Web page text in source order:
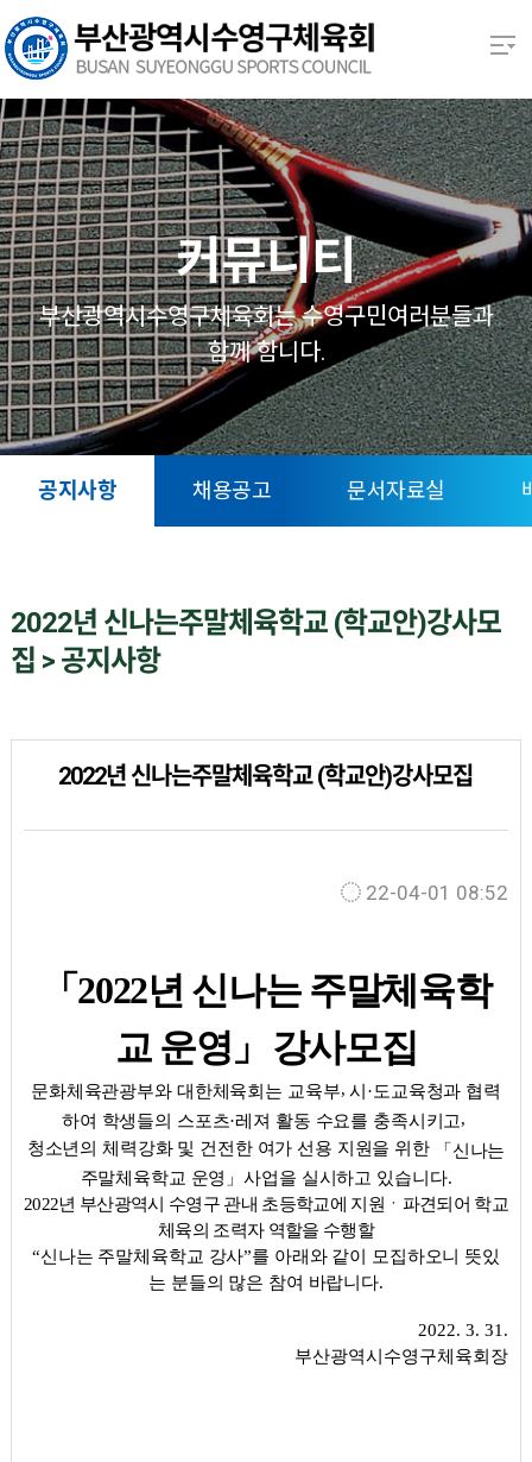
본문 바로가기
열기
열기
열기
열기
열기
열기
커뮤니티
부산광역시수영구체육회는 수영구민여러분들과
함께 함니다.
공지사항 채용공고 문서자료실
2022년 신나는주말체육학교 (학교안)강사모
집 > 공지사항
2022년 신나는주말체육학교 (학교안)강사모집
22-04-01 08:52
「 2022년 신나는 주말체육학
교 운영 」 강사모집
문화체육관광부와 대한체육회는 교육부, 시·도교육청과 협력
하여 학생들의 스포츠·레져 활동 수요를 충족시키고,
청소년의 체력강화 및 건전한 여가 선용 지원을 위한
「 신나는
주말체육학교 운영 」사업을 실시하고 있습니다.
2022년 부산광역시 수영구 관내 초등학교에 지원 ㆍ 파견되어 학교
체육의 조력자 역할을 수행할
“신나는 주말체육학교 강사”를 아래와 같이 모집하오니 뜻있
는 분들의 많은 참여 바랍니다.
2022. 3. 31.
부산광역시수영구체육회장